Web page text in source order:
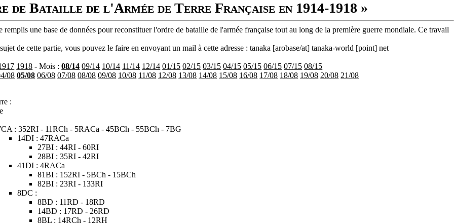
de Bataille de l'Armée de Terre Française en 1914-1918 »
remplis une base de données pour reconstituer l'ordre de bataille de l'armée française tout au long de la première guerre mondiale. Ce travail
de cette partie, vous pouvez le faire en envoyant un mail à cette adresse : tanaka [arobase/at] tanaka-world [point] net
1918 - Mois :08/14 09/14 10/14 11/14 12/14 01/15 02/15 03/15 04/15 05/15 06/15 07/15 08/15
08 05/08 06/08 07/08 08/08 09/08 10/08 11/08 12/08 13/08 14/08 15/08 16/08 17/08 18/08 19/08 20/08 21/08
:
: 352RI - 11RCh - 5RACa - 45BCh - 55BCh - 7BG
14DI : 47RACa
27BI : 44RI - 60RI
28BI : 35RI - 42RI
41DI : 4RACa
81BI : 152RI - 5BCh - 15BCh
82BI : 23RI - 133RI
8DC :
8BD : 11RD - 18RD
14BD : 17RD - 26RD
8BL : 14RCh - 12RH